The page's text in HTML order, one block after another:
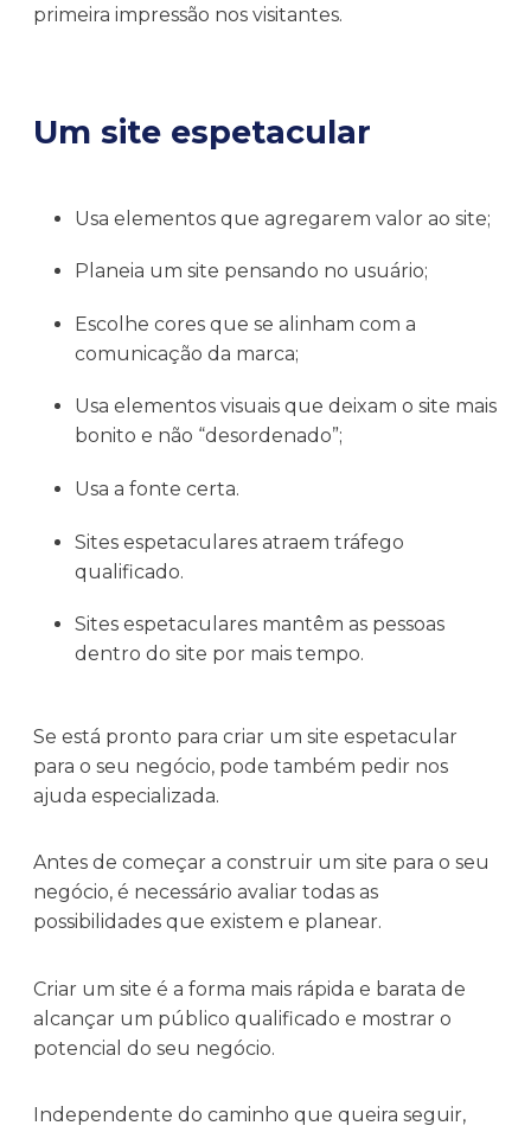
primeira impressão nos visitantes.
Um site espetacular
Usa elementos que agregarem valor ao site;
Planeia um site pensando no usuário;
Escolhe cores que se alinham com a
comunicação da marca;
Usa elementos visuais que deixam o site mais
bonito e não “desordenado”;
Usa a fonte certa.
Sites espetaculares atraem tráfego
qualificado.
Sites espetaculares mantêm as pessoas
dentro do site por mais tempo.
Se está pronto para criar um site espetacular
para o seu negócio, pode também pedir nos
ajuda especializada.
Antes de começar a construir um site para o seu
negócio, é necessário avaliar todas as
possibilidades que existem e planear.
Criar um site é a forma mais rápida e barata de
alcançar um público qualificado e mostrar o
potencial do seu negócio.
Independente do caminho que queira seguir,